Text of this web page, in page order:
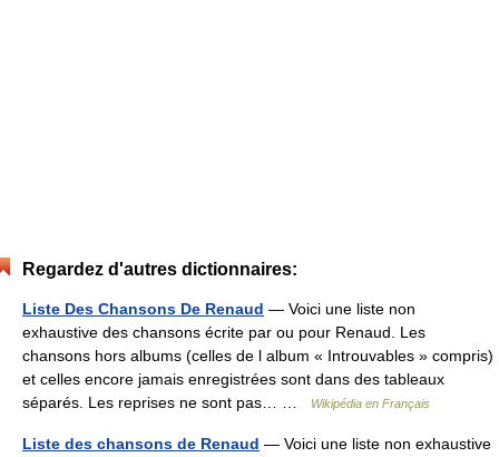
Regardez d'autres dictionnaires:
Liste Des Chansons De Renaud — Voici une liste non
exhaustive des chansons écrite par ou pour Renaud. Les
chansons hors albums (celles de l album « Introuvables » compris)
et celles encore jamais enregistrées sont dans des tableaux
séparés. Les reprises ne sont pas… …
Wikipédia en Français
Liste des chansons de Renaud — Voici une liste non exhaustive